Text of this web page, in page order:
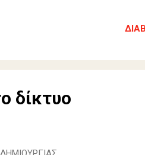
δίκτυο